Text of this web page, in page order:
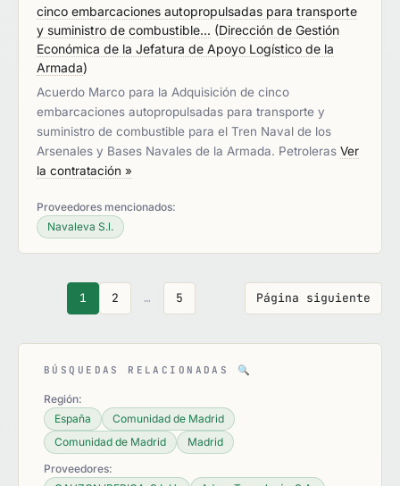
cinco embarcaciones autopropulsadas para transporte
y suministro de combustible... (Dirección de Gestión
Económica de la Jefatura de Apoyo Logístico de la
Armada)
Acuerdo Marco para la Adquisición de cinco
embarcaciones autopropulsadas para transporte y
suministro de combustible para el Tren Naval de los
Arsenales y Bases Navales de la Armada. Petroleras Ver
la contratación »
Proveedores mencionados:
Navaleva S.l.
Página siguiente
1 2 … 5
BÚSQUEDAS RELACIONADAS 🔍
Región:
España
Comunidad de Madrid
Comunidad de Madrid
Madrid
Proveedores: